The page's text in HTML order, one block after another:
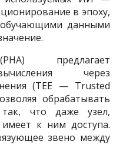
в эпоху,
обучающими данными
предлагает
через
(TEE — Trusted
обрабатывать
так, что даже узел,
к ним доступа.
звено между